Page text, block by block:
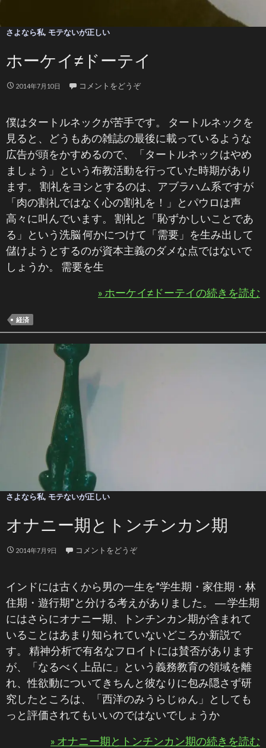
さよなら私, モテないが正しい
ホーケイ≠ドーテイ
2014年7月10日 コメントをどうぞ
僕はタートルネックが苦手です。 タートルネックを
見ると、どうもあの雑誌の最後に載っているような
広告が頭をかすめるので、「タートルネックはやめ
ましょう」という布教活動を行っていた時期があり
ます。 割礼をヨシとするのは、アブラハム系ですが
「肉の割礼ではなく心の割礼を！」とパウロは声
高々に叫んでいます。 割礼と「恥ずかしいことであ
る」という洗脳 何かにつけて「需要」を生み出して
儲けようとするのが資本主義のダメな点ではないで
しょうか。 需要を生
» ホーケイ≠ドーテイの続きを読む
経済
さよなら私, モテないが正しい
オナニー期とトンチンカン期
2014年7月9日 コメントをどうぞ
インドには古くから男の一生を”学生期・家住期・林
住期・遊行期”と分ける考えがありました。 ― 学生期
にはさらにオナニー期、トンチンカン期が含まれて
いることはあまり知られていないどころか新説で
す。 精神分析で有名なフロイトには賛否があります
が、「なるべく上品に」という義務教育の領域を離
れ、性欲動についてきちんと彼なりに包み隠さず研
究したところは、「西洋のみうらじゅん」としても
っと評価されてもいいのではないでしょうか
» オナニー期とトンチンカン期の続きを読む